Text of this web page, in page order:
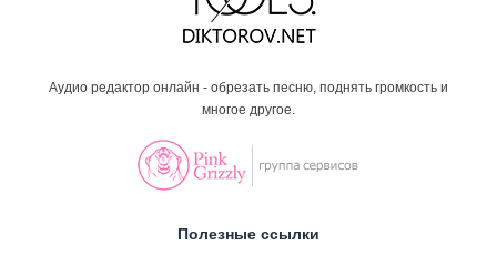
Аудио редактор онлайн - обрезать песню, поднять громкость и
многое другое.
Полезные ссылки